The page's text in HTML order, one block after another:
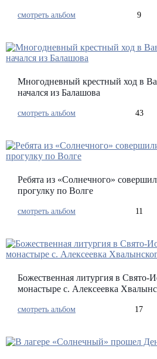
смотреть альбом 9
Многодневный крестный ход в
начался из Балашова
смотреть альбом 43
Ребята из «Солнечного»
прогулку по Волге
смотреть альбом 11
Божественная литургия в Свято-
монастыре с. Алексеевка
смотреть альбом 17